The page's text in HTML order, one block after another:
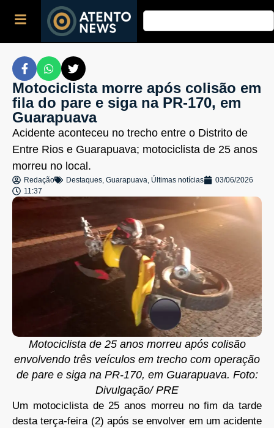
Motociclista morre após colisão em
fila do pare e siga na PR-170, em
Guarapuava
Acidente aconteceu no trecho entre o Distrito de
Entre Rios e Guarapuava; motociclista de 25 anos
morreu no local.
Redação Destaques, Guarapuava, Últimas notícias
03/06/2026
11:37
Motociclista de 25 anos morreu após colisão
envolvendo três veículos em trecho com operação
de pare e siga na PR-170, em Guarapuava. Foto:
Divulgação/ PRE
Um motociclista de 25 anos morreu no fim da tarde
desta terça-feira (2) após se envolver em um acidente